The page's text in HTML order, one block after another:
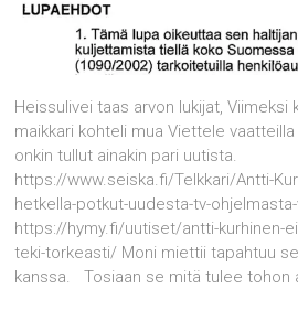
Heissulivei taas arvon lukijat, Viimeksi
maikkari kohteli mua Viettele
onkin tullut ainakin pari uutista.
https://www.seiska.fi/Telkkari/Antti-
hetkella-potkut-uudesta-tv-
https://hymy.fi/uutiset/antti-kurhinen-
teki-torkeasti/ Moni miettii tapahtuu
kanssa. Tosiaan se mitä tulee tohon